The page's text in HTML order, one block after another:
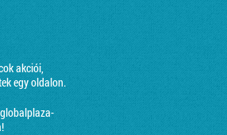
akciói,
egy oldalon.